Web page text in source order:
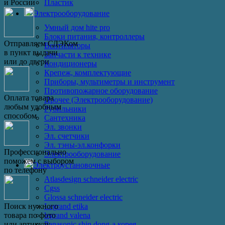
Пластик
Электрооборудование
Умный дом hite pro
Блоки питания, контроллеры
Вентиляторы
Запчасти к технике
Кондиционеры
Крепеж, комплектующие
Приборы, мультиметры и инструмент
Противопожарное оборудование
Прочее (Электрооборудование)
Рубильники
Сантехника
Эл. звонки
Эл. счетчики
Эл. тэны-эл.конфорки
Электрооборудование
Электроустановочные
Atlasdesign schneider electric
Cgss
Glossa schneider electric
Legrand etika
legrand valena
и России
Отправляем СДЭКом
в пункт выдачи
или до двери
Оплата товара
любым удобным
способом
Профессионально
поможем с выбором
по телефону
Поиск нужного
товара по фото